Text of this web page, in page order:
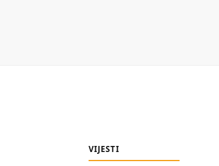
VIJESTI